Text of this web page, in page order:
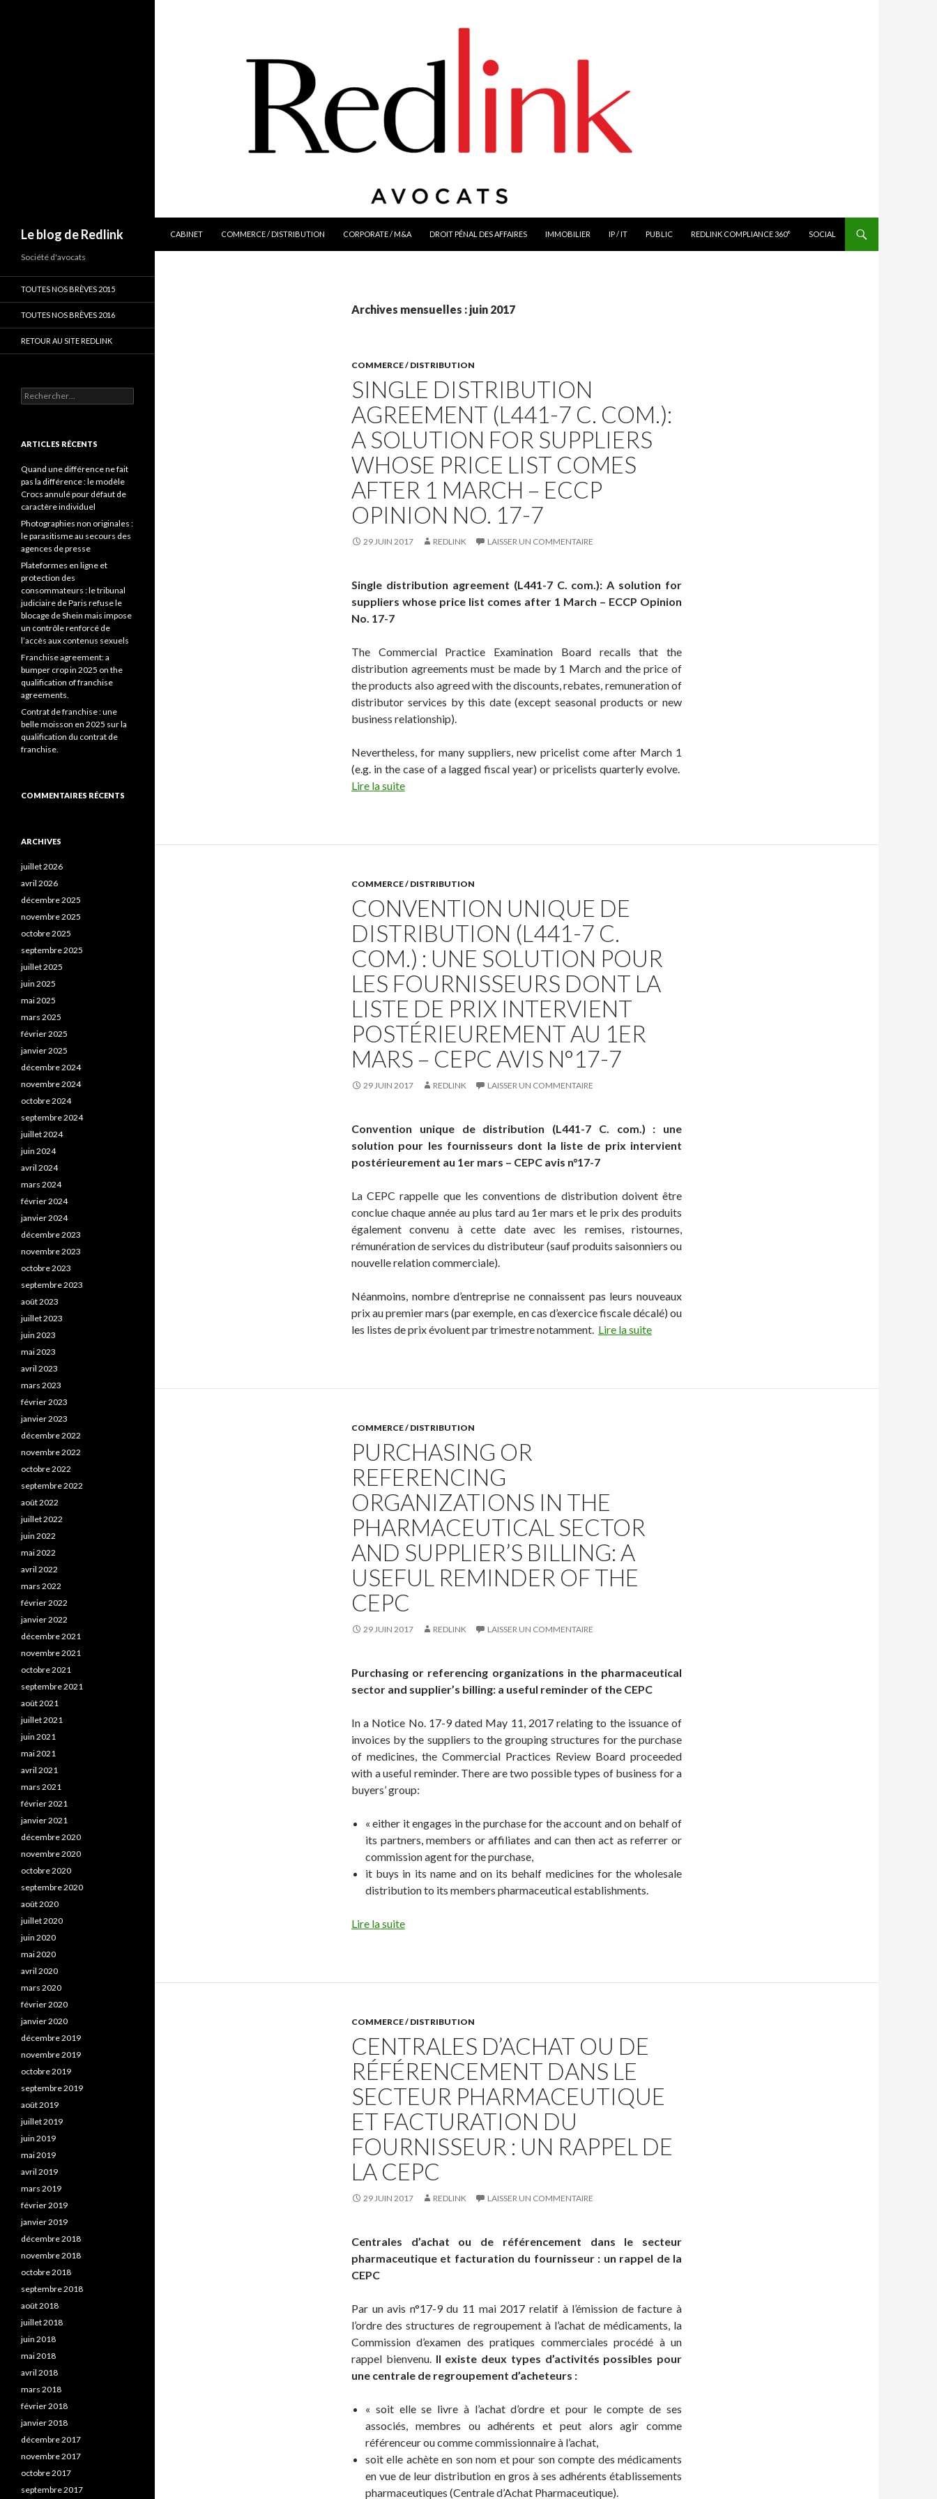
Le blog de Redlink
CABINET
COMMERCE / DISTRIBUTION CORPORATE / M&A DROIT PÉNAL DES AFFAIRES IMMOBILIER IP / IT PUBLIC REDLINK COMPLIANCE 360° SOCIAL
Archives mensuelles : juin 2017
COMMERCE / DISTRIBUTION
SINGLE DISTRIBUTION
AGREEMENT (L441-7 C. COM.):
A SOLUTION FOR SUPPLIERS
WHOSE PRICE LIST COMES
AFTER 1 MARCH – ECCP
OPINION NO. 17-7
29 JUIN 2017 REDLINK LAISSER UN COMMENTAIRE
Single distribution agreement (L441-7 C. com.): A solution for
suppliers whose price list comes after 1 March – ECCP Opinion
No. 17-7
The Commercial Practice Examination Board recalls that the
distribution agreements must be made by 1 March and the price of
the products also agreed with the discounts, rebates, remuneration of
distributor services by this date (except seasonal products or new
business relationship).
Nevertheless, for many suppliers, new pricelist come after March 1
(e.g. in the case of a lagged fiscal year) or pricelists quarterly evolve.
Lire la suite
COMMERCE / DISTRIBUTION
CONVENTION UNIQUE DE
DISTRIBUTION (L441-7 C.
COM.) : UNE SOLUTION POUR
LES FOURNISSEURS DONT LA
LISTE DE PRIX INTERVIENT
POSTÉRIEUREMENT AU 1ER
MARS – CEPC AVIS N°17-7
29 JUIN 2017 REDLINK LAISSER UN COMMENTAIRE
Convention unique de distribution (L441-7 C. com.) : une
solution pour les fournisseurs dont la liste de prix intervient
postérieurement au 1er mars – CEPC avis n°17-7
La CEPC rappelle que les conventions de distribution doivent être
conclue chaque année au plus tard au 1er mars et le prix des produits
également convenu à cette date avec les remises, ristournes,
rémunération de services du distributeur (sauf produits saisonniers ou
nouvelle relation commerciale).
Néanmoins, nombre d’entreprise ne connaissent pas leurs nouveaux
prix au premier mars (par exemple, en cas d’exercice fiscale décalé) ou
les listes de prix évoluent par trimestre notamment. Lire la suite
COMMERCE / DISTRIBUTION
PURCHASING OR
REFERENCING
ORGANIZATIONS IN THE
PHARMACEUTICAL SECTOR
AND SUPPLIER’S BILLING: A
USEFUL REMINDER OF THE
CEPC
29 JUIN 2017 REDLINK LAISSER UN COMMENTAIRE
Purchasing or referencing organizations in the pharmaceutical
sector and supplier’s billing: a useful reminder of the CEPC
In a Notice No. 17-9 dated May 11, 2017 relating to the issuance of
invoices by the suppliers to the grouping structures for the purchase
of medicines, the Commercial Practices Review Board proceeded
with a useful reminder. There are two possible types of business for a
buyers’ group:
« either it engages in the purchase for the account and on behalf of
its partners, members or affiliates and can then act as referrer or
commission agent for the purchase,
it buys in its name and on its behalf medicines for the wholesale
distribution to its members pharmaceutical establishments.
Lire la suite
COMMERCE / DISTRIBUTION
CENTRALES D’ACHAT OU DE
RÉFÉRENCEMENT DANS LE
SECTEUR PHARMACEUTIQUE
ET FACTURATION DU
FOURNISSEUR : UN RAPPEL DE
LA CEPC
29 JUIN 2017 REDLINK LAISSER UN COMMENTAIRE
Centrales d’achat ou de référencement dans le secteur
pharmaceutique et facturation du fournisseur : un rappel de la
CEPC
Par un avis n°17-9 du 11 mai 2017 relatif à l’émission de facture à
l’ordre des structures de regroupement à l’achat de médicaments, la
Commission d’examen des pratiques commerciales procédé à un
rappel bienvenu. Il existe deux types d’activités possibles pour
une centrale de regroupement d’acheteurs :
« soit elle se livre à l’achat d’ordre et pour le compte de ses
associés, membres ou adhérents et peut alors agir comme
référenceur ou comme commissionnaire à l’achat,
soit elle achète en son nom et pour son compte des médicaments
en vue de leur distribution en gros à ses adhérents établissements
pharmaceutiques (Centrale d’Achat Pharmaceutique).
Société d'avocats
TOUTES NOS BRÈVES 2015
TOUTES NOS BRÈVES 2016
RETOUR AU SITE REDLINK
Rechercher :
ARTICLES RÉCENTS
Quand une différence ne fait
pas la différence : le modèle
Crocs annulé pour défaut de
caractère individuel
Photographies non originales :
le parasitisme au secours des
agences de presse
Plateformes en ligne et
protection des
consommateurs : le tribunal
judiciaire de Paris refuse le
blocage de Shein mais impose
un contrôle renforcé de
l’accès aux contenus sexuels
Franchise agreement: a
bumper crop in 2025 on the
qualification of franchise
agreements.
Contrat de franchise : une
belle moisson en 2025 sur la
qualification du contrat de
franchise.
COMMENTAIRES RÉCENTS
ARCHIVES
juillet 2026
avril 2026
décembre 2025
novembre 2025
octobre 2025
septembre 2025
juillet 2025
juin 2025
mai 2025
mars 2025
février 2025
janvier 2025
décembre 2024
novembre 2024
octobre 2024
septembre 2024
juillet 2024
juin 2024
avril 2024
mars 2024
février 2024
janvier 2024
décembre 2023
novembre 2023
octobre 2023
septembre 2023
août 2023
juillet 2023
juin 2023
mai 2023
avril 2023
mars 2023
février 2023
janvier 2023
décembre 2022
novembre 2022
octobre 2022
septembre 2022
août 2022
juillet 2022
juin 2022
mai 2022
avril 2022
mars 2022
février 2022
janvier 2022
décembre 2021
novembre 2021
octobre 2021
septembre 2021
août 2021
juillet 2021
juin 2021
mai 2021
avril 2021
mars 2021
février 2021
janvier 2021
décembre 2020
novembre 2020
octobre 2020
septembre 2020
août 2020
juillet 2020
juin 2020
mai 2020
avril 2020
mars 2020
février 2020
janvier 2020
décembre 2019
novembre 2019
octobre 2019
septembre 2019
août 2019
juillet 2019
juin 2019
mai 2019
avril 2019
mars 2019
février 2019
janvier 2019
décembre 2018
novembre 2018
octobre 2018
septembre 2018
août 2018
juillet 2018
juin 2018
mai 2018
avril 2018
mars 2018
février 2018
janvier 2018
décembre 2017
novembre 2017
octobre 2017
septembre 2017